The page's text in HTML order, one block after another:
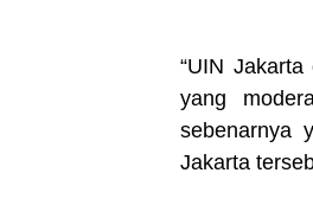
“UIN
yang
sebenarnya
Jakarta